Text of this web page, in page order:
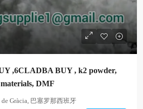
,6CLADBA BUY , k2 powder,
DMF
Gràcia, 巴塞罗那西班牙